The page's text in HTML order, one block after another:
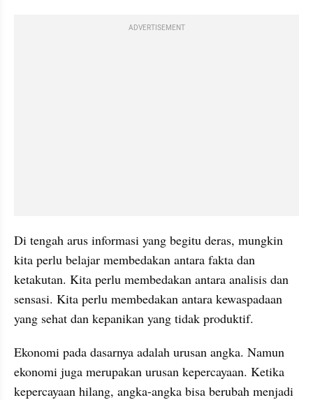
ADVERTISEMENT
Di tengah arus informasi yang begitu deras, mungkin
kita perlu belajar membedakan antara fakta dan
ketakutan. Kita perlu membedakan antara analisis dan
sensasi. Kita perlu membedakan antara kewaspadaan
yang sehat dan kepanikan yang tidak produktif.
Ekonomi pada dasarnya adalah urusan angka. Namun
ekonomi juga merupakan urusan kepercayaan. Ketika
kepercayaan hilang, angka-angka bisa berubah menjadi